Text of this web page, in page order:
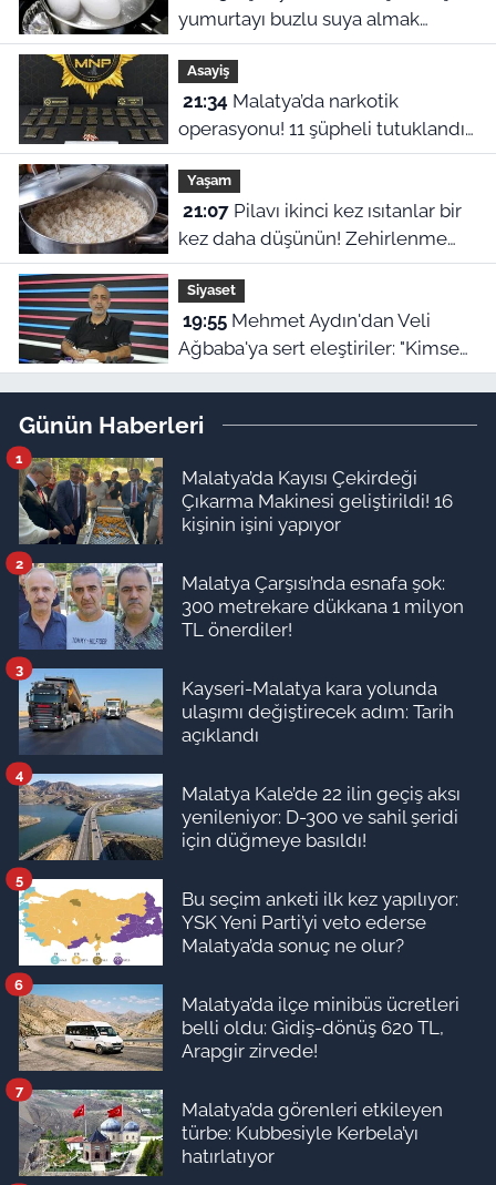
yumurtayı buzlu suya almak
neden şart?
Asayiş
21:34
operasyonu! 11 şüpheli tutuklandı,
uyuşturucu stoku ele geçirildi
Yaşam
21:07Pilavı ikinci kez ısıtanlar bir
kez daha düşünün! Zehirlenme
riski var
Siyaset
19:55Mehmet Aydın'dan Veli
Ağbaba'ya sert eleştiriler: "Kimse
hukukun üzerinde değil"
Günün Haberleri
Malatya’da Kayısı Çekirdeği
Çıkarma Makinesi geliştirildi! 16
kişinin işini yapıyor
1
Malatya Çarşısı’nda esnafa şok:
300 metrekare dükkana 1 milyon
TL önerdiler!
2
Kayseri-Malatya kara yolunda
ulaşımı değiştirecek adım: Tarih
açıklandı
3
Malatya Kale’de 22 ilin geçiş aksı
yenileniyor: D-300 ve sahil şeridi
için düğmeye basıldı!
4
Bu seçim anketi ilk kez yapılıyor:
YSK Yeni Parti’yi veto ederse
Malatya’da sonuç ne olur?
5
Malatya’da ilçe minibüs ücretleri
belli oldu: Gidiş-dönüş 620 TL,
Arapgir zirvede!
6
Malatya’da görenleri etkileyen
türbe: Kubbesiyle Kerbela’yı
hatırlatıyor
7